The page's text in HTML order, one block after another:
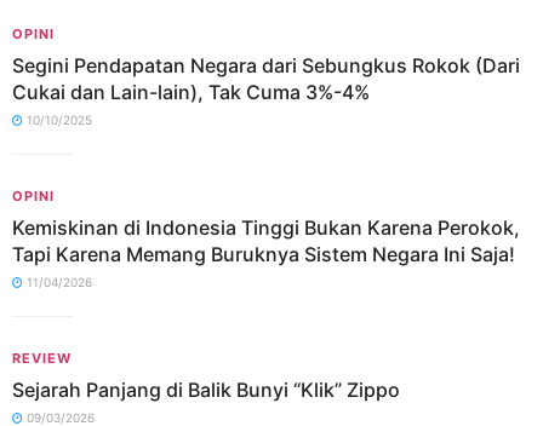
OPINI
Segini Pendapatan Negara dari Sebungkus Rokok (Dari
Cukai dan Lain-lain), Tak Cuma 3%-4%
10/10/2025
OPINI
Kemiskinan di Indonesia Tinggi Bukan Karena Perokok,
Tapi Karena Memang Buruknya Sistem Negara Ini Saja!
11/04/2026
REVIEW
Sejarah Panjang di Balik Bunyi “Klik” Zippo
09/03/2026